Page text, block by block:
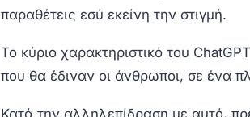
παραθέτεις εσύ εκείνη την στιγμή.
Το κύριο χαρακτηριστικό του
που θα έδιναν οι άνθρωποι, σε ένα
Κατά την αλληλεπίδραση με αυτό,